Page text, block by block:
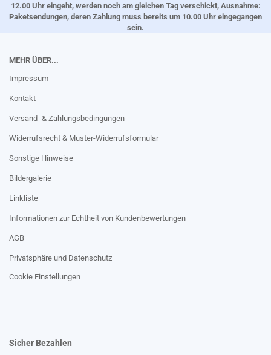
12.00 Uhr eingeht, werden noch am gleichen Tag verschickt, Ausnahme:
Paketsendungen, deren Zahlung muss bereits um 10.00 Uhr eingegangen
sein.
MEHR ÜBER...
Impressum
Kontakt
Versand- & Zahlungsbedingungen
Widerrufsrecht & Muster-Widerrufsformular
Sonstige Hinweise
Bildergalerie
Linkliste
Informationen zur Echtheit von Kundenbewertungen
AGB
Privatsphäre und Datenschutz
Cookie Einstellungen
Sicher Bezahlen